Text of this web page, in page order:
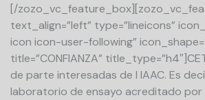
[/
text_align=”left” type=”lineicons”
icon icon-user-following”
title=”CONFIANZA”
de parte interesadas de l IAAC. Es
laboratorio de ensayo acreditado por